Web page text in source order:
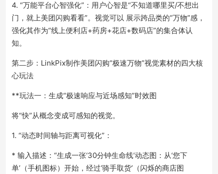
4. “万能平台心智强化”：用户心智是“不知道哪里买/不想出
门，就上美团闪购看看”。视觉可以 展示跨品类的“万物”感，
强化其作为“线上便利店+药房+花店+数码店”的集合体认
知。
第二步：LinkPix制作美团闪购“极速万物”视觉素材的四大核
心玩法
**玩法一：生成“极速响应与近场感知”时效图
将“快”从概念变成可感知的视觉。
1. “动态时间轴与距离可视化”：
* 输入描述：“生成一张‘30分钟生命线’动态图：从‘您下
单’（手机图标）开始，经过‘骑手取货’（闪烁的商店图